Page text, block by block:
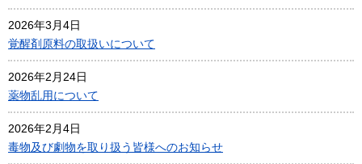
2026年3月4日
覚醒剤原料の取扱いについて
2026年2月24日
薬物乱用について
2026年2月4日
毒物及び劇物を取り扱う皆様へのお知らせ